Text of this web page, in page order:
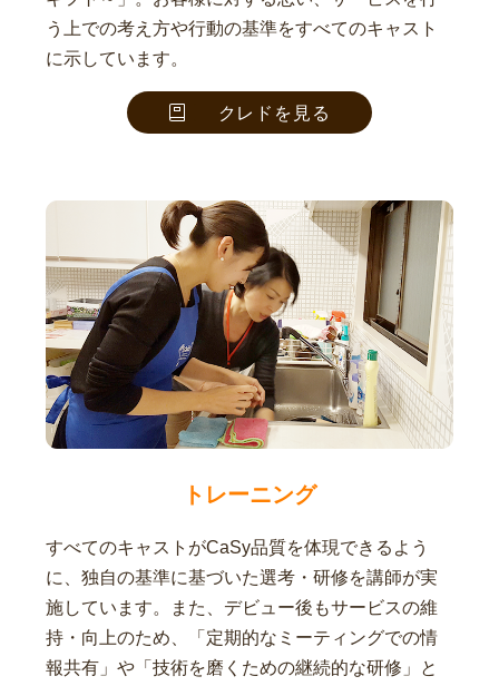
う上での考え方や行動の基準をすべてのキャスト
に示しています。
クレドを見る
トレーニング
すべてのキャストがCaSy品質を体現できるよう
に、独自の基準に基づいた選考・研修を講師が実
施しています。また、デビュー後もサービスの維
持・向上のため、「定期的なミーティングでの情
報共有」や「技術を磨くための継続的な研修」と